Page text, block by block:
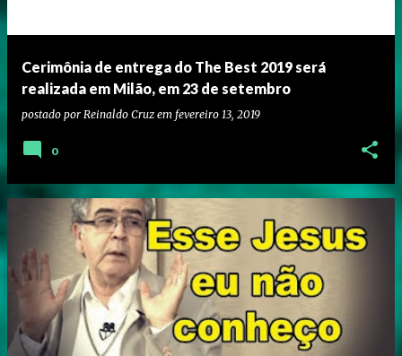
Cerimônia de entrega do The Best 2019 será
realizada em Milão, em 23 de setembro
postado por Reinaldo Cruz em fevereiro 13, 2019
0